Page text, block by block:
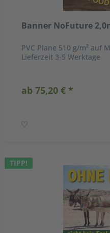
Banner NoFuture
PVC Plane 510 g/m² auf
Lieferzeit 3-5 Werktage
ab 75,20 € *
TIPP!